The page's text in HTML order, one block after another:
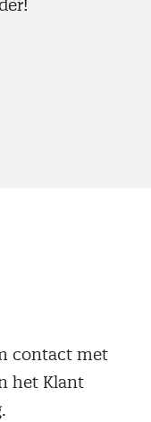
contact met
het Klant